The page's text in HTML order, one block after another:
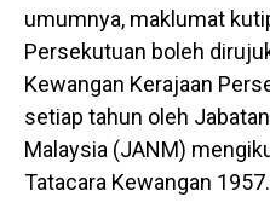
umumnya, maklumat
Persekutuan boleh
Kewangan Kerajaan
setiap tahun oleh
Malaysia (JANM)
Tatacara Kewangan 1957.